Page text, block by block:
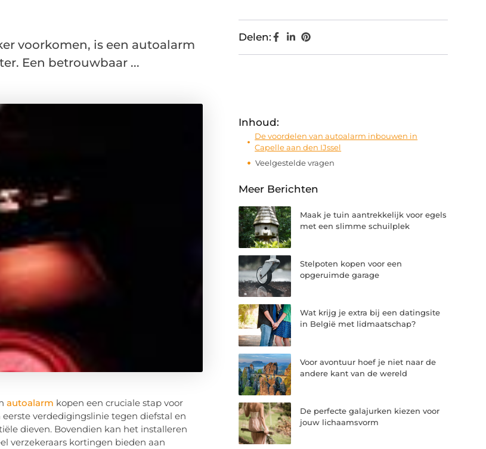
voorkomen, is een autoalarm
Een betrouwbaar ...
autoalarm kopen een cruciale stap voor
verdedigingslinie tegen diefstal en
dieven. Bovendien kan het installeren
verzekeraars kortingen bieden aan
Delen:
Inhoud:
De voordelen van autoalarm inbouwen in
Capelle aan den IJssel
Veelgestelde vragen
Meer Berichten
Maak je tuin aantrekkelijk voor egels
met een slimme schuilplek
Stelpoten kopen voor een
opgeruimde garage
Wat krijg je extra bij een datingsite
in België met lidmaatschap?
Voor avontuur hoef je niet naar de
andere kant van de wereld
De perfecte galajurken kiezen voor
jouw lichaamsvorm